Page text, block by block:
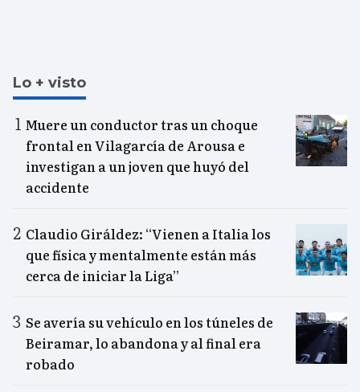
Lo + visto
Muere un conductor tras un choque
frontal en Vilagarcía de Arousa e
investigan a un joven que huyó del
accidente
Claudio Giráldez: “Vienen a Italia los
que física y mentalmente están más
cerca de iniciar la Liga”
Se avería su vehículo en los túneles de
Beiramar, lo abandona y al final era
robado